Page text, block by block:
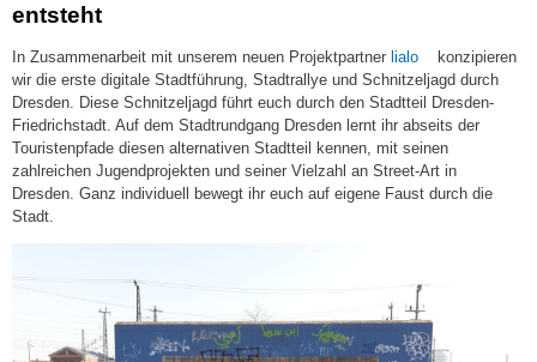
entsteht
In Zusammenarbeit mit unserem neuen Projektpartner lialo(link
is
external)
konzipieren
wir die erste digitale Stadtführung, Stadtrallye und Schnitzeljagd durch
Dresden. Diese Schnitzeljagd führt euch durch den Stadtteil Dresden-
Friedrichstadt. Auf dem Stadtrundgang Dresden lernt ihr abseits der
Touristenpfade diesen alternativen Stadtteil kennen, mit seinen
zahlreichen Jugendprojekten und seiner Vielzahl an Street-Art in
Dresden. Ganz individuell bewegt ihr euch auf eigene Faust durch die
Stadt.